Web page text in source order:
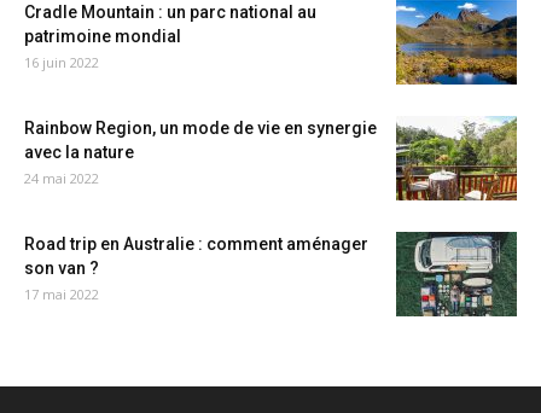
Cradle Mountain : un parc national au
patrimoine mondial
16 juin 2022
Rainbow Region, un mode de vie en synergie
avec la nature
24 mai 2022
Road trip en Australie : comment aménager
son van ?
17 mai 2022